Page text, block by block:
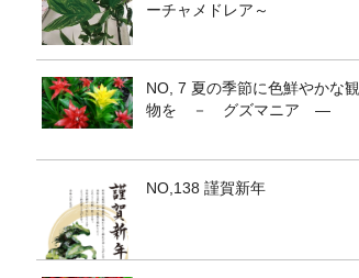
ーチャメドレア～
NO, 7 夏の季節に色鮮やかな
物を － グズマニア ―
NO,138 謹賀新年